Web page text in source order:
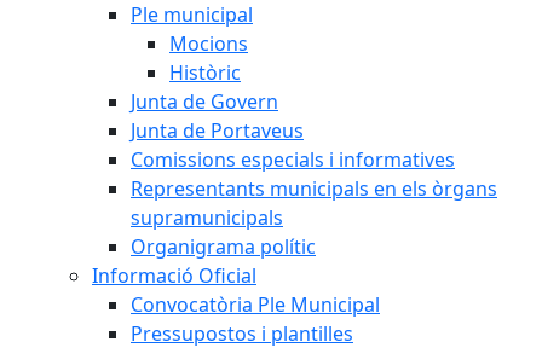
Ple municipal
Mocions
Històric
Junta de Govern
Junta de Portaveus
Comissions especials i informatives
Representants municipals en els òrgans
supramunicipals
Organigrama polític
Informació Oficial
Convocatòria Ple Municipal
Pressupostos i plantilles